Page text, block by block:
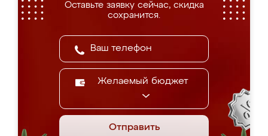
Оставьте заявку сейчас, скидка
сохранится.
Желаемый бюджет
Отправить